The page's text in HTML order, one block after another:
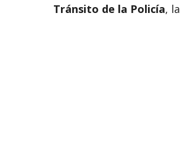
Tránsito de la Policía, la